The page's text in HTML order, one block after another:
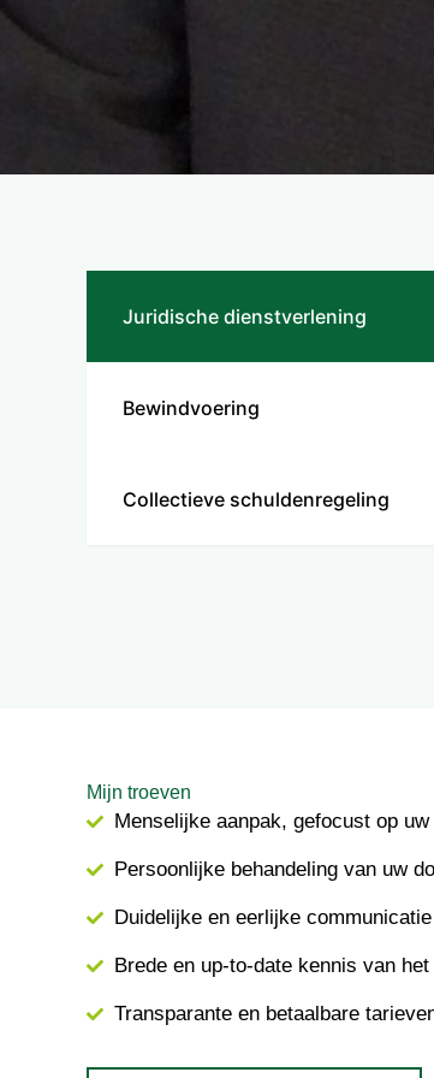
Juridische dienstverlening
Bewindvoering
Collectieve schuldenregeling
Mijn troeven
Menselijke aanpak, gefocust op
Persoonlijke behandeling van uw
Duidelijke en eerlijke communicatie
Brede en up-to-date kennis van
Transparante en betaalbare